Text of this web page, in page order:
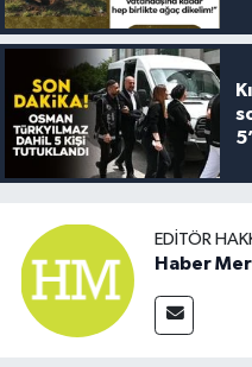
EDITÖR
Haber